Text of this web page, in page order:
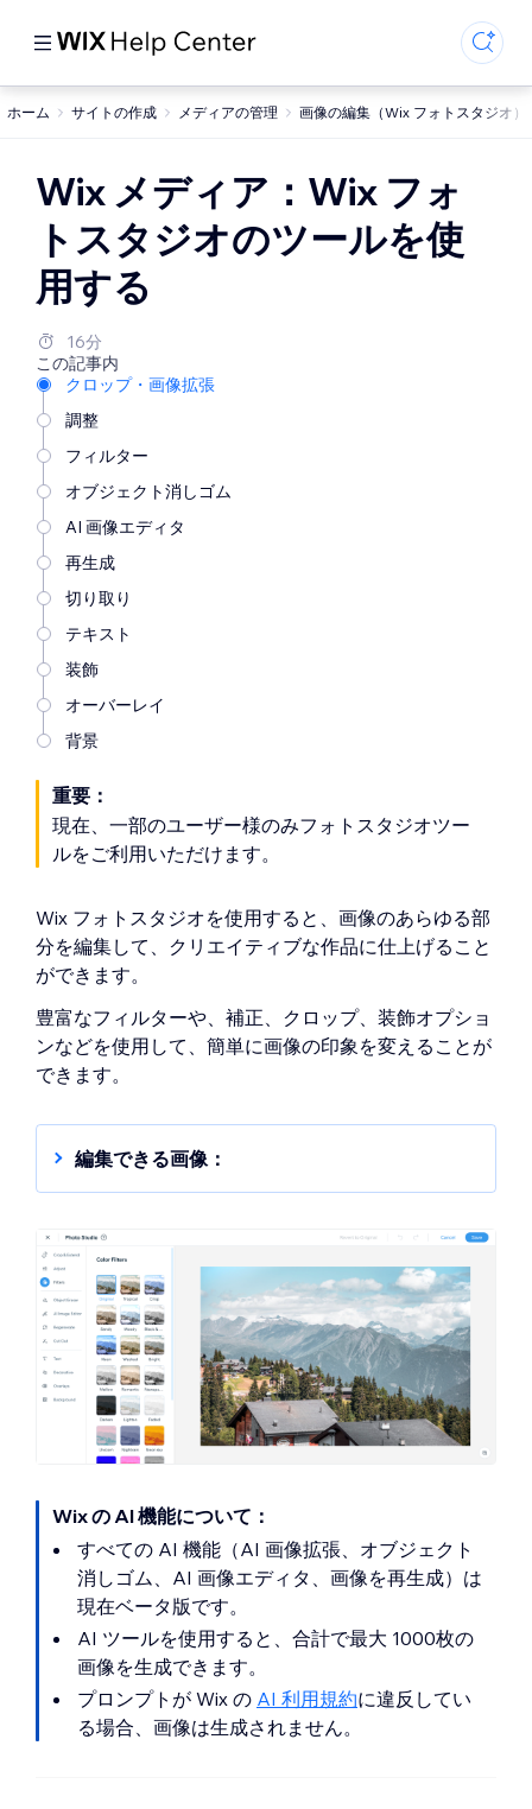
ホーム サイトの作成 メディアの管理 画像の編集（Wix フォトスタジオ）
Wix メディア：Wix フォ
トスタジオのツールを使
用する
16分
この記事内
クロップ・画像拡張
調整
フィルター
オブジェクト消しゴム
AI 画像エディタ
再生成
切り取り
テキスト
装飾
オーバーレイ
背景
重要：
現在、一部のユーザー様のみフォトスタジオツー
ルをご利用いただけます。
Wix フォトスタジオを使用すると、画像のあらゆる部
分を編集して、クリエイティブな作品に仕上げること
ができます。
豊富なフィルターや、補正、クロップ、装飾オプショ
ンなどを使用して、簡単に画像の印象を変えることが
できます。
編集できる画像：
自分がアップロードした画像とAI 画像生成ツ
のみ編集することができます。 Shutterstock
画像は編集できますが、編集後にダウンロー
ドすることはできません。
Wix フリー写真素材の編集は、 Wix の利用規約
に違反する行為です。
Wix の AI 機能について：
すべての AI 機能（AI 画像拡張、オブジェクト
消しゴム、AI 画像エディタ、画像を再生成）は
現在ベータ版です。
AI ツールを使用すると、合計で最大 1000枚の
画像を生成できます。
プロンプトが Wix の AI 利用規約に違反してい
る場合、画像は生成されません。